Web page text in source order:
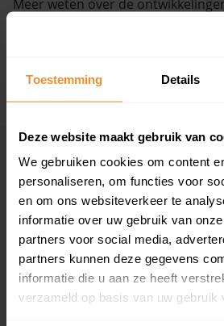
Toestemming Details
Deze website maakt gebruik van
We gebruiken cookies om content
personaliseren, om functies voor
en om ons websiteverkeer te
informatie over uw gebruik van
partners voor social media,
partners kunnen deze gegevens
informatie die u aan ze heeft
verzameld op basis van uw gebruik
Vragen? Neem contact met ons op
Meer weten over de
huizenprijzen, woningwaarde en
+ Lees de volledige omschrijving
Woningmarkten
per provincie
Drenthe
Flevoland
Friesland
Gelderland
Groningen
Limburg